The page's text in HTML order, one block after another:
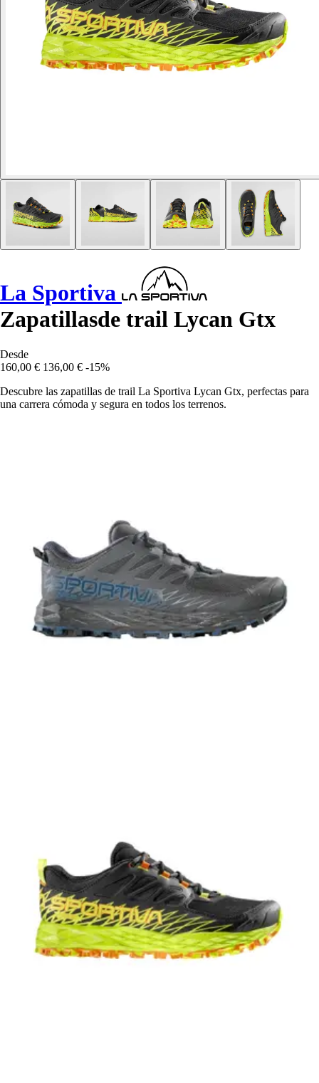
La Sportiva
Zapatillasde trail Lycan Gtx
Desde
160,00 € 136,00 € -15%
Descubre las zapatillas de trail La Sportiva Lycan Gtx, perfectas para
una carrera cómoda y segura en todos los terrenos.